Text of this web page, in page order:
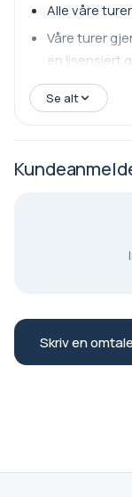
Alle våre
Våre turer
en lisensiert
Se alt
Skriv en omtale